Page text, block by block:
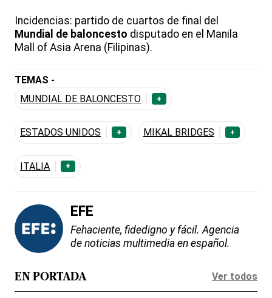
Incidencias: partido de cuartos de final del
Mundial de baloncesto disputado en el Manila
Mall of Asia Arena (Filipinas).
TEMAS -
MUNDIAL DE BALONCESTO
+
ESTADOS UNIDOS + MIKAL BRIDGES +
ITALIA +
EFE
Fehaciente, fidedigno y fácil. Agencia
de noticias multimedia en español.
EN PORTADA Ver todos